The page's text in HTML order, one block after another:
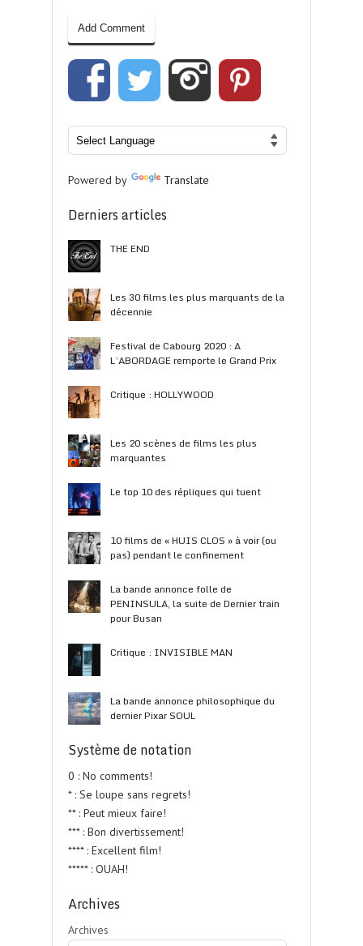
Powered by Translate
Derniers articles
THE END
Les 30 films les plus marquants de la
décennie
Festival de Cabourg 2020 : A
L’ABORDAGE remporte le Grand Prix
Critique : HOLLYWOOD
Les 20 scènes de films les plus
marquantes
Le top 10 des répliques qui tuent
10 films de « HUIS CLOS » à voir (ou
pas) pendant le confinement
La bande annonce folle de
PENINSULA, la suite de Dernier train
pour Busan
Critique : INVISIBLE MAN
La bande annonce philosophique du
dernier Pixar SOUL
Système de notation
0 : No comments!
* : Se loupe sans regrets!
** : Peut mieux faire!
*** : Bon divertissement!
**** : Excellent film!
***** : OUAH!
Archives
Archives